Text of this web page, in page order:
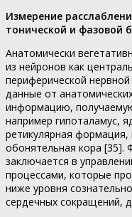
Измерение
тонической и фазовой
Анатомически
из нейронов как
периферической
данные от
информацию,
например гипоталамус,
ретикулярная
обонятельная кора [35].
заключается в
процессами, которые
ниже уровня
сердечных сокращений,